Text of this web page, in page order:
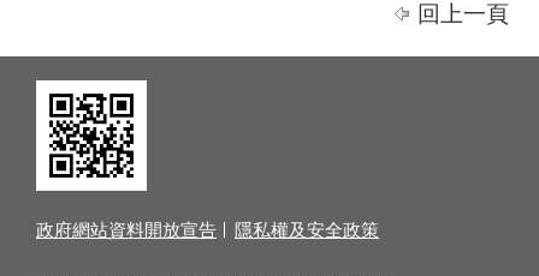
回上一頁
政府網站資料開放宣告 隱私權及安全政策